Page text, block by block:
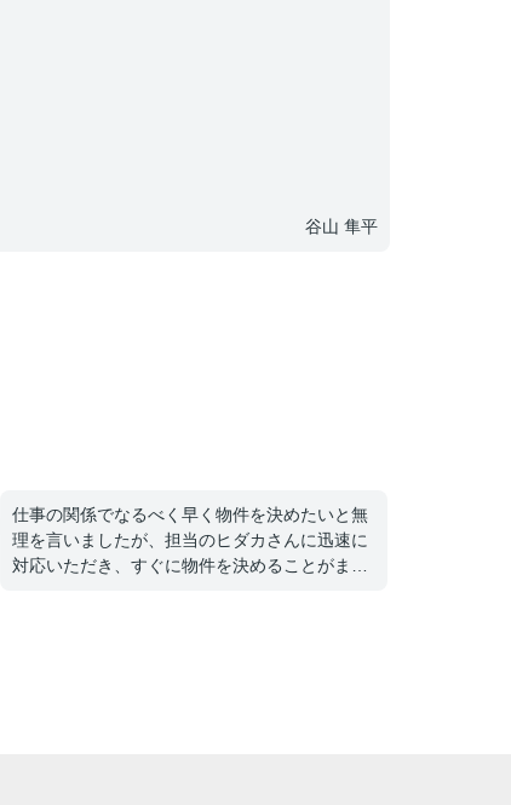
谷山 隼平
仕事の関係でなるべく早く物件を決めたいと無
理を言いましたが、担当のヒダカさんに迅速に
対応いただき、すぐに物件を決めることがまし